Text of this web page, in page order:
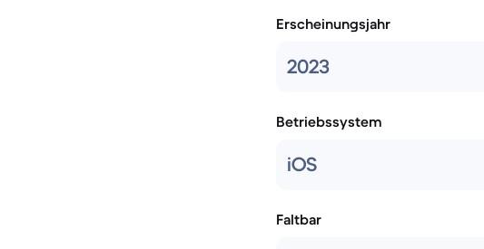
Erscheinungsjahr
2023
Betriebssystem
iOS
Faltbar